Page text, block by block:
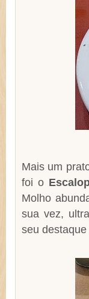
Mais um
foi o
Molho
sua vez,
seu